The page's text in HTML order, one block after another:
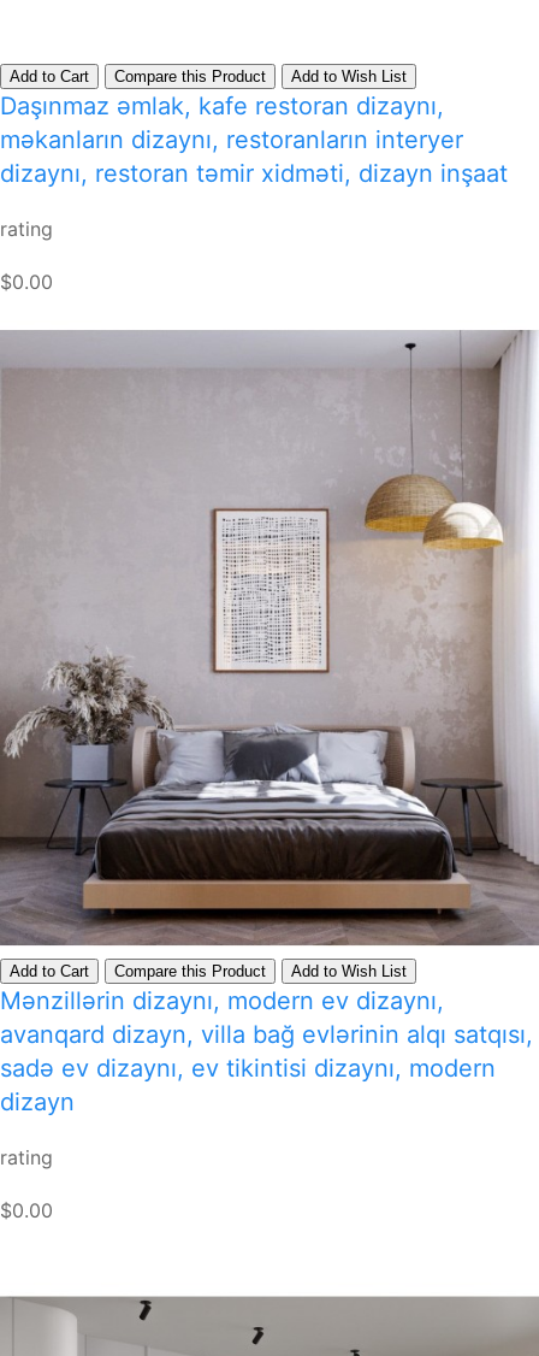
Add to Cart Compare this Product Add to Wish List
Daşınmaz əmlak, kafe restoran dizaynı,
məkanların dizaynı, restoranların interyer
dizaynı, restoran təmir xidməti, dizayn inşaat
rating
$0.00
Add to Cart Compare this Product Add to Wish List
Mənzillərin dizaynı, modern ev dizaynı,
avanqard dizayn, villa bağ evlərinin alqı satqısı,
sadə ev dizaynı, ev tikintisi dizaynı, modern
dizayn
rating
$0.00